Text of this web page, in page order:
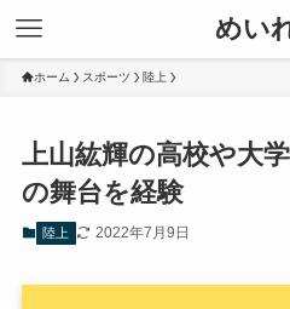
めい
ホーム スポーツ 陸上
上山紘輝の高校や大
の舞台を経験
陸上 2022年7月9日